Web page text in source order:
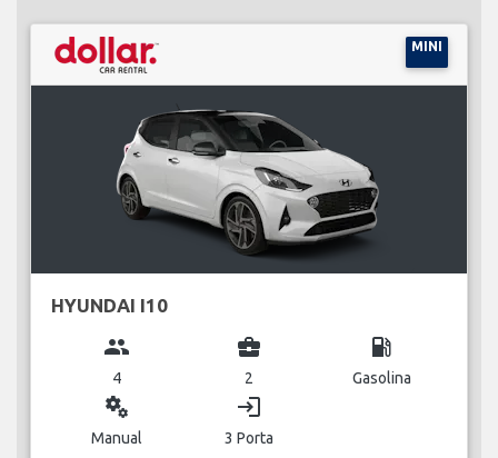
MINI
HYUNDAI I10
group
4
business_center
2
local_gas_station
Gasolina
miscellaneous_services
Manual
login
3 Porta